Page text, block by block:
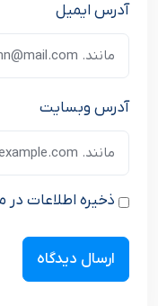
آدرس ایمیل
آدرس وبسایت
ذخیره اطلاعات در